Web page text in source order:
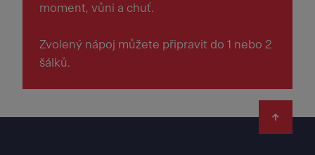
moment, vůni a chuť.
Zvolený nápoj můžete připravit do 1 nebo 2
šálků.